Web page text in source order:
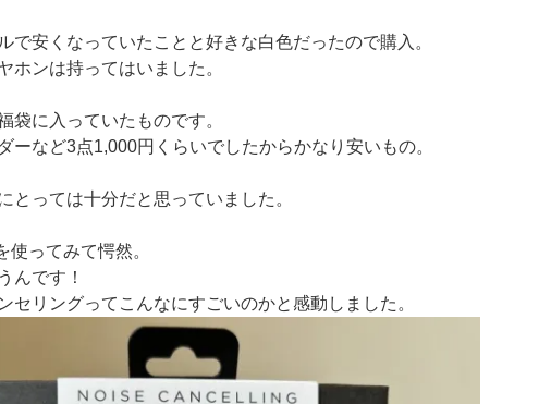
で安くなっていたことと好きな白色だったので購入。
ホンは持ってはいました。
袋に入っていたものです。
ーなど3点1,000円くらいでしたからかなり安いもの。
とっては十分だと思っていました。
使ってみて愕然。
んです！
セリングってこんなにすごいのかと感動しました。